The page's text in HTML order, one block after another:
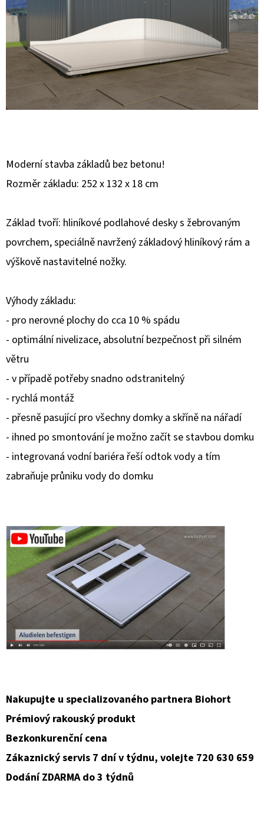
Moderní stavba základů bez betonu!
Rozměr základu: 252 x 132 x 18 cm
Základ tvoří: hliníkové podlahové desky s žebrovaným
povrchem, speciálně navržený základový hliníkový rám a
výškově nastavitelné nožky.
Výhody základu:
- pro nerovné plochy do cca 10 % spádu
- optimální nivelizace, absolutní bezpečnost při silném
větru
- v případě potřeby snadno odstranitelný
- rychlá montáž
- přesně pasující pro všechny domky a skříně na nářadí
- ihned po smontování je možno začít se stavbou domku
- integrovaná vodní bariéra řeší odtok vody a tím
zabraňuje průniku vody do domku
Nakupujte u specializovaného partnera Biohort
Prémiový rakouský produkt
Bezkonkurenční cena
Zákaznický servis 7 dní v týdnu, volejte 720 630 659
Dodání ZDARMA do 3 týdnů
T
E
A
J
?
HLEDAT
D
O
P
O
R
U
Č
U
J
E
M
E